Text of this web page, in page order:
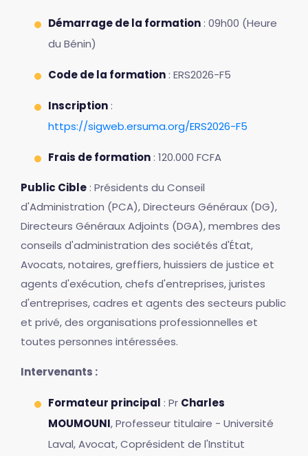
Démarrage de la formation : 09h00 (Heure
du Bénin)
Code de la formation : ERS2026-F5
Inscription :
https://sigweb.ersuma.org/ERS2026-F5
Frais de formation : 120.000 FCFA
Public Cible : Présidents du Conseil
d'Administration (PCA), Directeurs Généraux (DG),
Directeurs Généraux Adjoints (DGA), membres des
conseils d'administration des sociétés d'État,
Avocats, notaires, greffiers, huissiers de justice et
agents d'exécution, chefs d'entreprises, juristes
d'entreprises, cadres et agents des secteurs public
et privé, des organisations professionnelles et
toutes personnes intéressées.
Intervenants :
Formateur principal : Pr Charles
MOUMOUNI, Professeur titulaire - Université
Laval, Avocat, Coprésident de l'Institut